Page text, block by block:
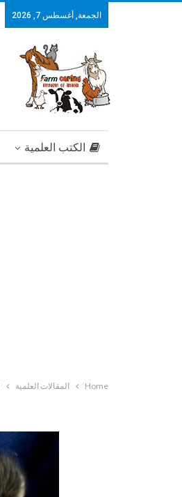
الجمعة, أغسطس 7, 2026
الكتب العلمية
Home المقالات العلمية